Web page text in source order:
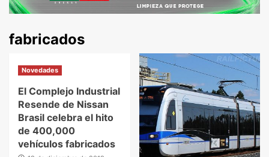
fabricados
Novedades
El Complejo Industrial
Resende de Nissan
Brasil celebra el hito
de 400,000
vehículos fabricados